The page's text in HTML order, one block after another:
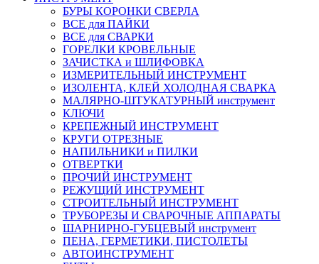
БУРЫ КОРОНКИ СВЕРЛА
ВСЕ для ПАЙКИ
ВСЕ для СВАРКИ
ГОРЕЛКИ КРОВЕЛЬНЫЕ
ЗАЧИСТКА и ШЛИФОВКА
ИЗМЕРИТЕЛЬНЫЙ ИНСТРУМЕНТ
ИЗОЛЕНТА, КЛЕЙ ХОЛОДНАЯ СВАРКА
МАЛЯРНО-ШТУКАТУРНЫЙ инструмент
КЛЮЧИ
КРЕПЕЖНЫЙ ИНСТРУМЕНТ
КРУГИ ОТРЕЗНЫЕ
НАПИЛЬНИКИ и ПИЛКИ
ОТВЕРТКИ
ПРОЧИЙ ИНСТРУМЕНТ
РЕЖУЩИЙ ИНСТРУМЕНТ
СТРОИТЕЛЬНЫЙ ИНСТРУМЕНТ
ТРУБОРЕЗЫ И СВАРОЧНЫЕ АППАРАТЫ
ШАРНИРНО-ГУБЦЕВЫЙ инструмент
ПЕНА, ГЕРМЕТИКИ, ПИСТОЛЕТЫ
АВТОИНСТРУМЕНТ